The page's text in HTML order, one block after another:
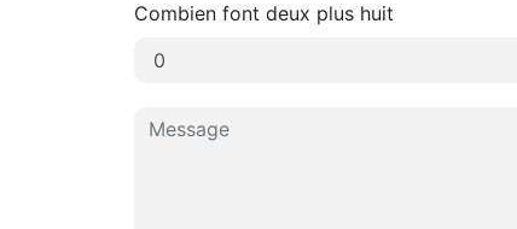
Combien font deux plus huit